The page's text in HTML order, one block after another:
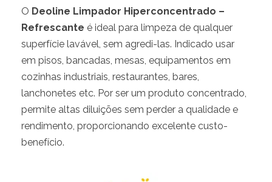
O Deoline Limpador Hiperconcentrado –
Refrescante é ideal para limpeza de qualquer
superfície lavável, sem agredi-las. Indicado usar
em pisos, bancadas, mesas, equipamentos em
cozinhas industriais, restaurantes, bares,
lanchonetes etc. Por ser um produto concentrado,
permite altas diluições sem perder a qualidade e
rendimento, proporcionando excelente custo-
benefício.